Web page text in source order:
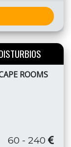
ROOMS
60 - 240